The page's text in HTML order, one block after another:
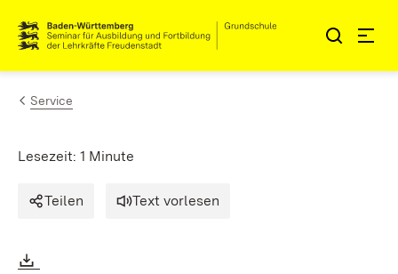
Zum Inhalt springen
Link zur Startseite
Service
Lesezeit: 1 Minute
Teilen Text vorlesen